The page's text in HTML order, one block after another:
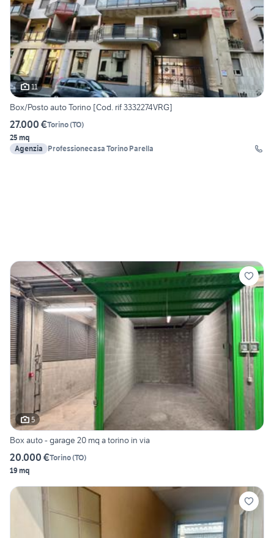
11
Box/Posto auto Torino [Cod. rif 3332274VRG]
27.000 €Torino(TO)
25 mq
Agenzia
Professionecasa Torino Parella
5
Box auto - garage 20 mq a torino in via
20.000 €Torino(TO)
19 mq